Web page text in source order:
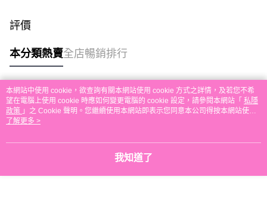
其他地區配送
評價
本分類熱賣全店暢銷排行
熱門標籤
熱銷排行
本網站中使用 cookie，欲查詢有關本網站使用 cookie 方式之詳情，及若您不希
望在電腦上使用 cookie 時應如何變更電腦的 cookie 設定，請參閱本網站「 私隱
政策 」之 Cookie 聲明。您繼續使用本網站即表示您同意本公司得按本網站使用
條款之 Cookie 聲明使用 cookie。
了解更多 >
我知道了